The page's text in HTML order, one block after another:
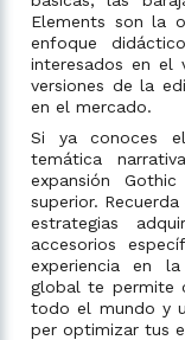
Elements son la
enfoque
interesados en el
versiones de la
en el mercado.
Si ya conoces
temática
expansión
superior.
estrategias
accesorios
experiencia en
global te permite
todo el mundo y
per optimizar tus